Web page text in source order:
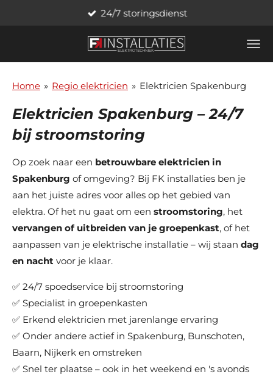
de
24/7 storingsdienst
Home » Regio elektricien » Elektricien Spakenburg
Elektricien Spakenburg – 24/7
bij stroomstoring
Op zoek naar een betrouwbare elektricien in
Spakenburg of omgeving? Bij FK installaties ben je
aan het juiste adres voor alles op het gebied van
elektra. Of het nu gaat om een stroomstoring, het
vervangen of uitbreiden van je groepenkast, of het
aanpassen van je elektrische installatie – wij staan dag
en nacht voor je klaar.
✅ 24/7 spoedservice bij stroomstoring
✅ Specialist in groepenkasten
✅ Erkend elektricien met jarenlange ervaring
✅ Onder andere actief in Spakenburg, Bunschoten,
Baarn, Nijkerk en omstreken
✅ Snel ter plaatse – ook in het weekend en 's avonds